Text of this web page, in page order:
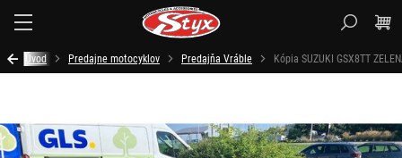
Úvod Predajne motocyklov Predajňa Vráble Kópia SUZUKI GSX8TT